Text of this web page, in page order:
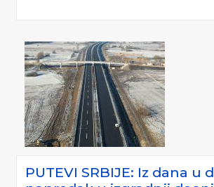
PUTEVI SRBIJE: Iz dana u